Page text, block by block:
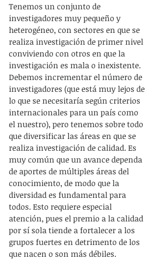
Tenemos un conjunto de
investigadores muy pequeño y
heterogéneo, con sectores en que se
realiza investigación de primer nivel
conviviendo con otros en que la
investigación es mala o inexistente.
Debemos incrementar el número de
investigadores (que está muy lejos de
lo que se necesitaría según criterios
internacionales para un país como
el nuestro), pero tenemos sobre todo
que diversificar las áreas en que se
realiza investigación de calidad. Es
muy común que un avance dependa
de aportes de múltiples áreas del
conocimiento, de modo que la
diversidad es fundamental para
todos. Esto requiere especial
atención, pues el premio a la calidad
por sí sola tiende a fortalecer a los
grupos fuertes en detrimento de los
que nacen o son más débiles.